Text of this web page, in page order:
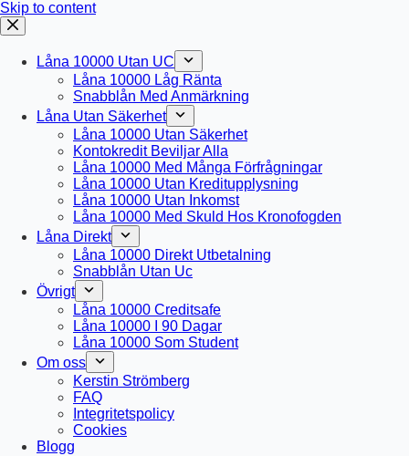
Skip to content
Låna 10000 Utan UC
Låna 10000 Låg Ränta
Snabblån Med Anmärkning
Låna Utan Säkerhet
Låna 10000 Utan Säkerhet
Kontokredit Beviljar Alla
Låna 10000 Med Många Förfrågningar
Låna 10000 Utan Kreditupplysning
Låna 10000 Utan Inkomst
Låna 10000 Med Skuld Hos Kronofogden
Låna Direkt
Låna 10000 Direkt Utbetalning
Snabblån Utan Uc
Övrigt
Låna 10000 Creditsafe
Låna 10000 I 90 Dagar
Låna 10000 Som Student
Om oss
Kerstin Strömberg
FAQ
Integritetspolicy
Cookies
Blogg